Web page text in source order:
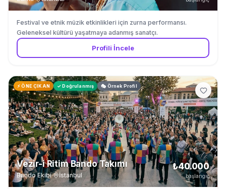
Festival ve etnik müzik etkinlikleri için zurna performansı.
Geleneksel kültürü yaşatmaya adanmış sanatçı.
Profili İncele
⚡ ÖNE ÇIKAN ✓ Doğrulanmış 🎭 Örnek Profil
Vezir-i Ritim Bando Takımı
Bando Ekibi· İstanbul
₺40.000
başlangıç